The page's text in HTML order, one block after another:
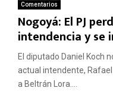
Comentarios
Nogoyá: El PJ
intendencia y se
El diputado Daniel Koch
actual intendente,
a Beltrán Lora....